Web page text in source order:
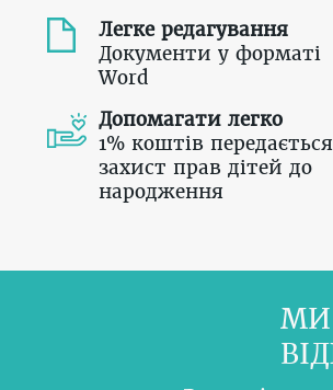
Легке редагування
Документи у форматі
Word
Допомагати легко
1% коштів
захист прав дітей до
народження
МИ